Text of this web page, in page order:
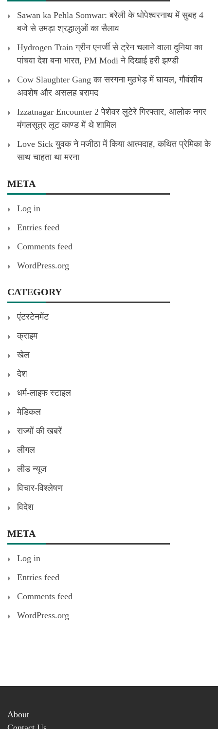
Sawan ka Pehla Somwar: बरेली के धोपेश्वरनाथ में सुबह 4
बजे से उमड़ा श्रद्धालुओं का सैलाव
Hydrogen Train ग्रीन एनर्जी से ट्रेन चलाने वाला दुनिया का
पांचवा देश बना भारत, PM Modi ने दिखाई हरी झण्डी
Cow Slaughter Gang का सरगना मुठभेड़ में घायल, गौवंशीय
अवशेष और असलह बरामद
Izzatnagar Encounter 2 पेशेवर लुटेरे गिरफ्तार, आलोक नगर
मंगलसूत्र लूट काण्‍ड में थे शामिल
Love Sick युवक ने मजीठा में किया आत्मदाह, कथित प्रेमिका के
साथ चाहता था मरना
META
Log in
Entries feed
Comments feed
WordPress.org
CATEGORY
एंटरटेनमेंट
क्राइम
खेल
देश
धर्म-लाइफ स्टाइल
मेडिकल
राज्यों की खबरें
लीगल
लीड न्यूज
विचार-विश्लेषण
विदेश
META
Log in
Entries feed
Comments feed
WordPress.org
About